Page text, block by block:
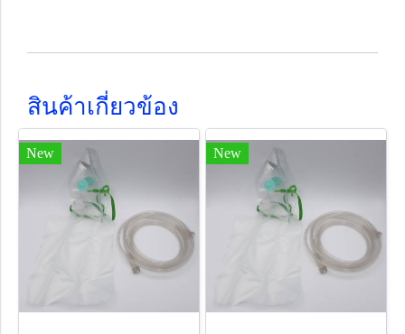
สินค้าเกี่ยวข้อง
New New